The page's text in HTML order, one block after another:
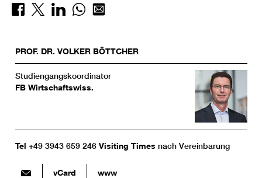
PROF. DR. VOLKER BÖTTCHER
Studiengangskoordinator
FB Wirtschaftswiss.
Tel +49 3943 659 246 Visiting Times nach Vereinbarung
vCard www